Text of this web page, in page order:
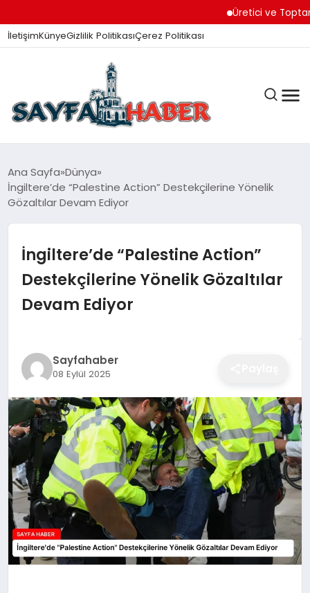
Üretici ve
İletişimKünyeGizlilik PolitikasıÇerez Politikası
ANA SAYFA
GÜNDEM
İZMIR HABERLERI
EKONOMI
SAĞLIK
SPOR
YAŞAM
Ana Sayfa Dünya
İngiltere’de “Palestine Action” Destekçilerine Yönelik
Gözaltılar Devam Ediyor
İngiltere’de “Palestine Action”
Destekçilerine Yönelik Gözaltılar
Devam Ediyor
Sayfahaber
08 Eylül 2025